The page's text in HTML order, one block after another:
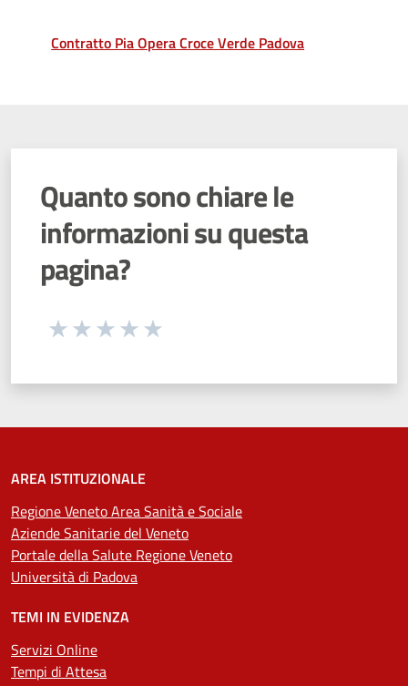
Contratto Pia Opera Croce Verde Padova
Quanto sono chiare le
informazioni su questa
pagina?
Seleziona una valutazione da 1 a 5 stelle
AREA ISTITUZIONALE
Regione Veneto Area Sanità e Sociale
Aziende Sanitarie del Veneto
Portale della Salute Regione Veneto
Università di Padova
TEMI IN EVIDENZA
Servizi Online
Tempi di Attesa